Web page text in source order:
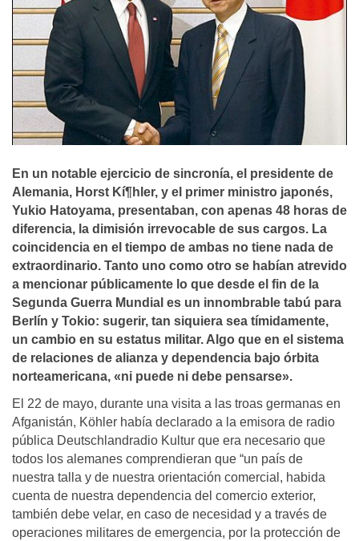
En un notable ejercicio de sincroní­a, el presidente de
Alemania, Horst Kí¶hler, y el primer ministro japonés,
Yukio Hatoyama, presentaban, con apenas 48 horas de
diferencia, la dimisión irrevocable de sus cargos. La
coincidencia en el tiempo de ambas no tiene nada de
extraordinario. Tanto uno como otro se habí­an atrevido
a mencionar públicamente lo que desde el fin de la
Segunda Guerra Mundial es un innombrable tabú para
Berlí­n y Tokio: sugerir, tan siquiera sea tí­midamente,
un cambio en su estatus militar. Algo que en el sistema
de relaciones de alianza y dependencia bajo órbita
norteamericana, «ni puede ni debe pensarse».
El 22 de mayo, durante una visita a las troas germanas en
Afganistán, Köhler había declarado a la emisora de radio
pública Deutschlandradio Kultur que era necesario que
todos los alemanes comprendieran que “un país de
nuestra talla y de nuestra orientación comercial, habida
cuenta de nuestra dependencia del comercio exterior,
también debe velar, en caso de necesidad y a través de
operaciones militares de emergencia, por la protección de